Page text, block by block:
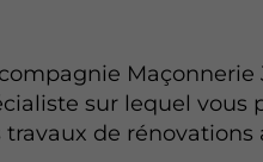
Maçonnerie
sur lequel vous
travaux de rénovations